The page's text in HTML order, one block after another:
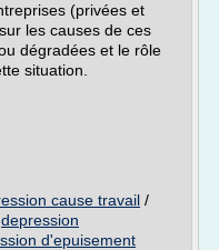
(privées et
les causes de ces
dégradées et le rôle
situation.
cause travail /
depression
d'epuisement